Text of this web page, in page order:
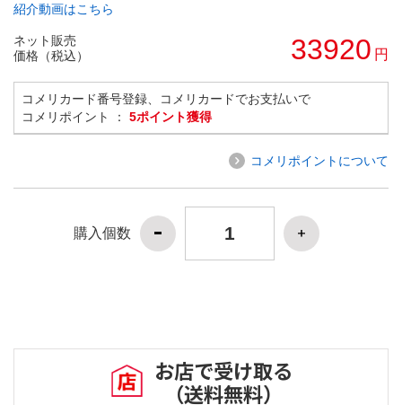
紹介動画はこちら
ネット販売
価格（税込）
33920 円
コメリカード番号登録、コメリカードでお支払いで
コメリポイント ： 5ポイント獲得
コメリポイントについて
購入個数
お店で受け取る
（送料無料）